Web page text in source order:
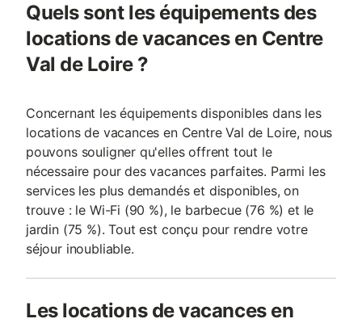
Quels sont les équipements des
locations de vacances en Centre
Val de Loire ?
Concernant les équipements disponibles dans les
locations de vacances en Centre Val de Loire, nous
pouvons souligner qu'elles offrent tout le
nécessaire pour des vacances parfaites. Parmi les
services les plus demandés et disponibles, on
trouve : le Wi-Fi (90 %), le barbecue (76 %) et le
jardin (75 %). Tout est conçu pour rendre votre
séjour inoubliable.
Les locations de vacances en